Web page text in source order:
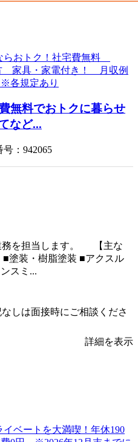
無料でおトクに暮らせ
など...
：942065
務を担当します。 【主な
塗装・樹脂塗装 ■アクスル
スミ...
しは面接時にご相談くださ
詳細を表示